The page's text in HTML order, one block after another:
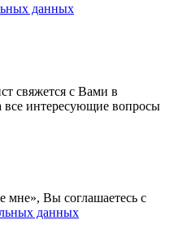
данных
свяжется с Вами в
все интересующие вопросы
мне», Вы соглашаетесь с
данных